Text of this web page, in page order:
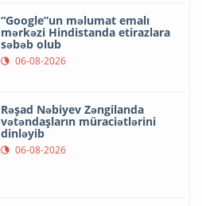
“Google”un məlumat emalı
mərkəzi Hindistanda etirazlara
səbəb olub
06-08-2026
Rəşad Nəbiyev Zəngilanda
vətəndaşların müraciətlərini
dinləyib
06-08-2026